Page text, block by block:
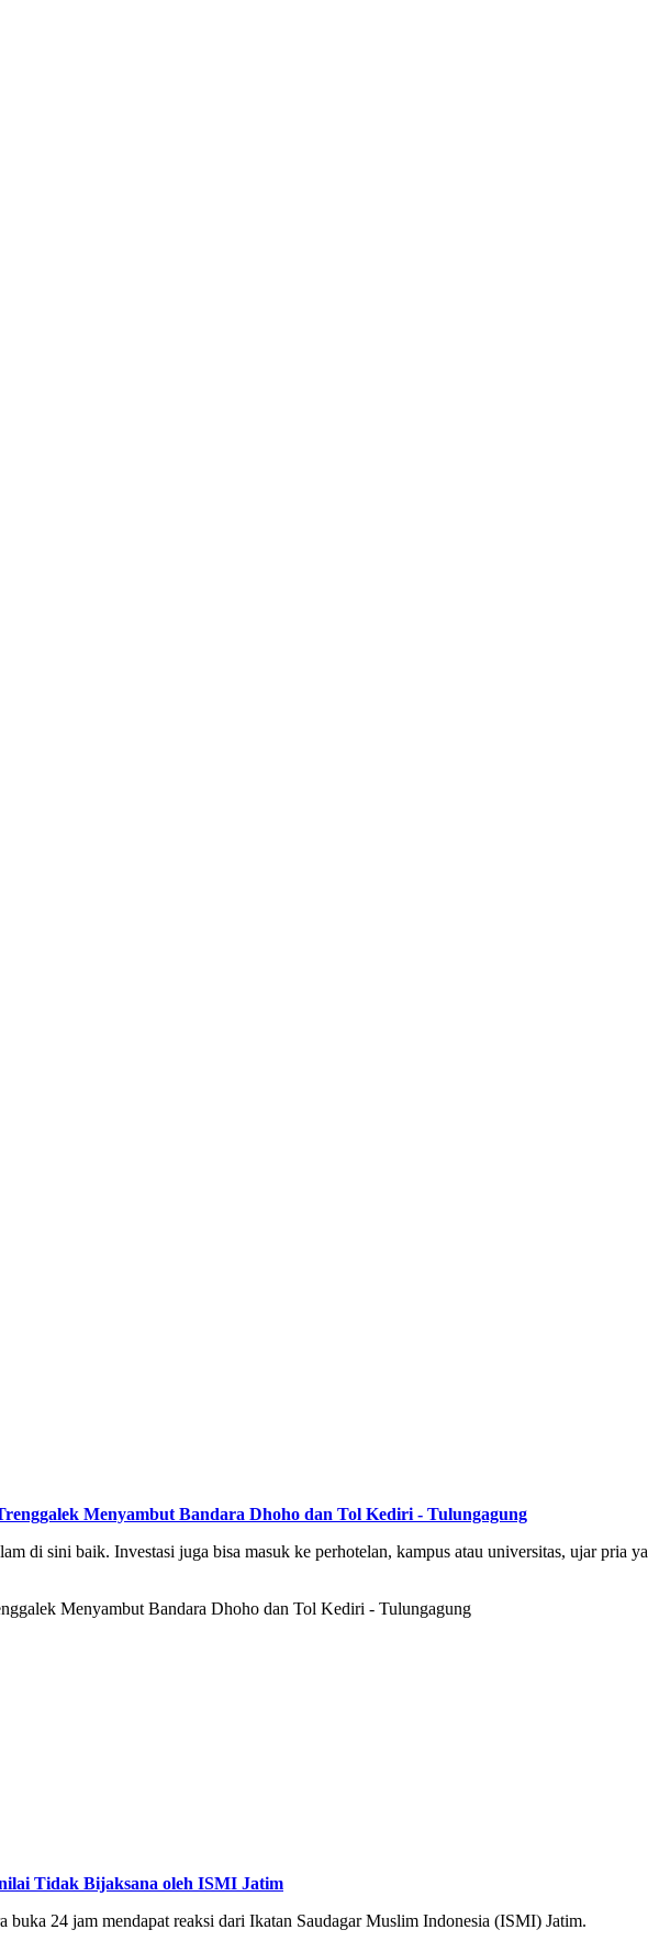
Menyambut Bandara Dhoho dan Tol Kediri - Tulungagung
di sini baik. Investasi juga bisa masuk ke perhotelan, kampus atau universitas, ujar pria ya
Tidak Bijaksana oleh ISMI Jatim
24 jam mendapat reaksi dari Ikatan Saudagar Muslim Indonesia (ISMI) Jatim.